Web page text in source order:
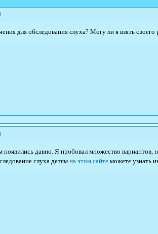
для обследования слуха? Могу ли я взять своего
давно. Я пробовал множество
слуха детямна этом сайте можете узнать